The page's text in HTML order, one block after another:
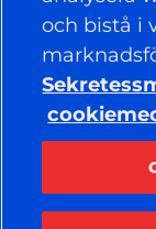
FÖRETAG
HÅLL DIG
och bistå i